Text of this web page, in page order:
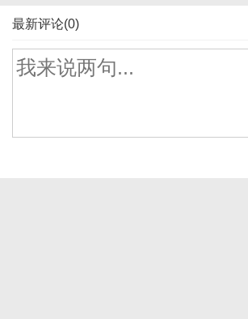
最新评论(0)